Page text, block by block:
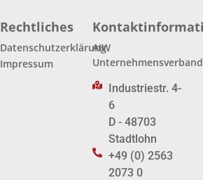
Rechtliches
Datenschutzerklärung
Impressum
AIW
Unternehmensverband
Industriestr. 4-
6
D - 48703
Stadtlohn
+49 (0) 2563
2073 0